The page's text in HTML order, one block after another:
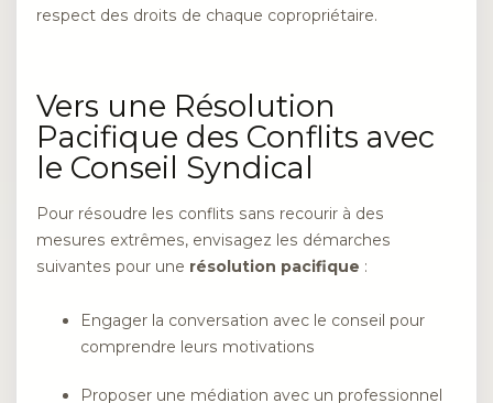
respect des droits de chaque copropriétaire.
Vers une Résolution
Pacifique des Conflits avec
le Conseil Syndical
Pour résoudre les conflits sans recourir à des
mesures extrêmes, envisagez les démarches
suivantes pour une résolution pacifique :
Engager la conversation avec le conseil pour
comprendre leurs motivations
Proposer une médiation avec un professionnel